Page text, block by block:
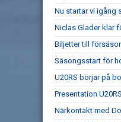
Nu startar vi igång
Niclas Glader klar
Biljetter till
Säsongsstart för
U20RS börjar på
Presentation
Närkontakt med